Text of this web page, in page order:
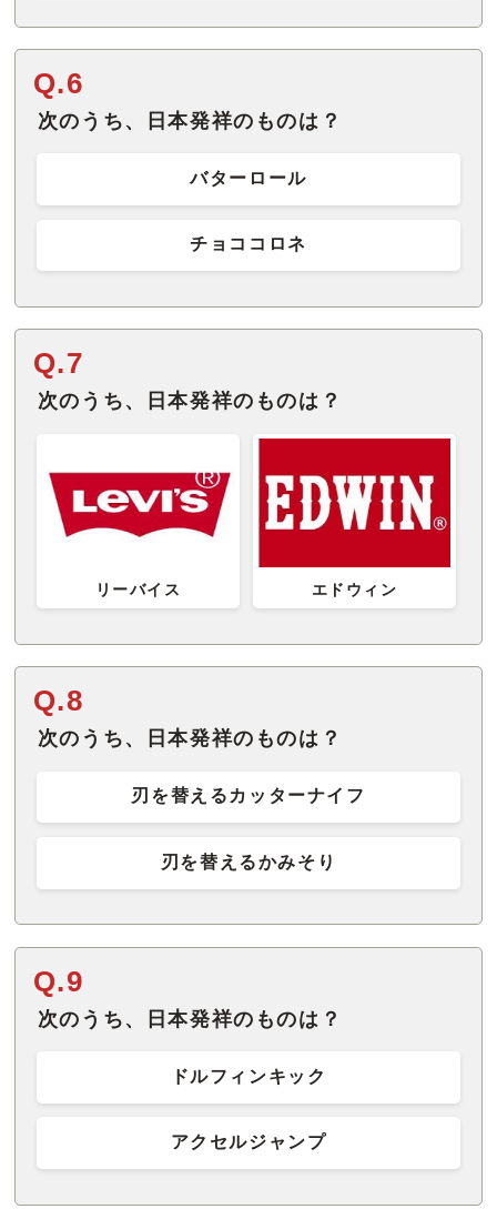
Q.6
次のうち、日本発祥のものは？
バターロール
チョココロネ
Q.7
次のうち、日本発祥のものは？
リーバイス エドウィン
Q.8
次のうち、日本発祥のものは？
刃を替えるカッターナイフ
刃を替えるかみそり
Q.9
次のうち、日本発祥のものは？
ドルフィンキック
アクセルジャンプ